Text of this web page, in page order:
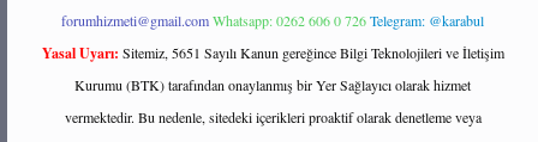
forumhizmeti@gmail.comWhatsapp: 0262 606 0 726Telegram: @karabul
Yasal Uyarı: Sitemiz, 5651 Sayılı Kanun gereğince Bilgi Teknolojileri ve İletişim
Kurumu (BTK) tarafından onaylanmış bir Yer Sağlayıcı olarak hizmet
vermektedir. Bu nedenle, sitedeki içerikleri proaktif olarak denetleme veya